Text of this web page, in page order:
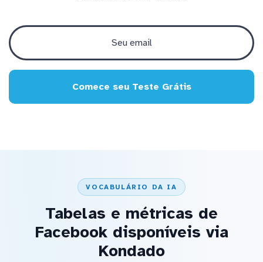
Comece seu Teste Grátis
VOCABULÁRIO DA IA
Tabelas e métricas de
Facebook disponíveis via
Kondado